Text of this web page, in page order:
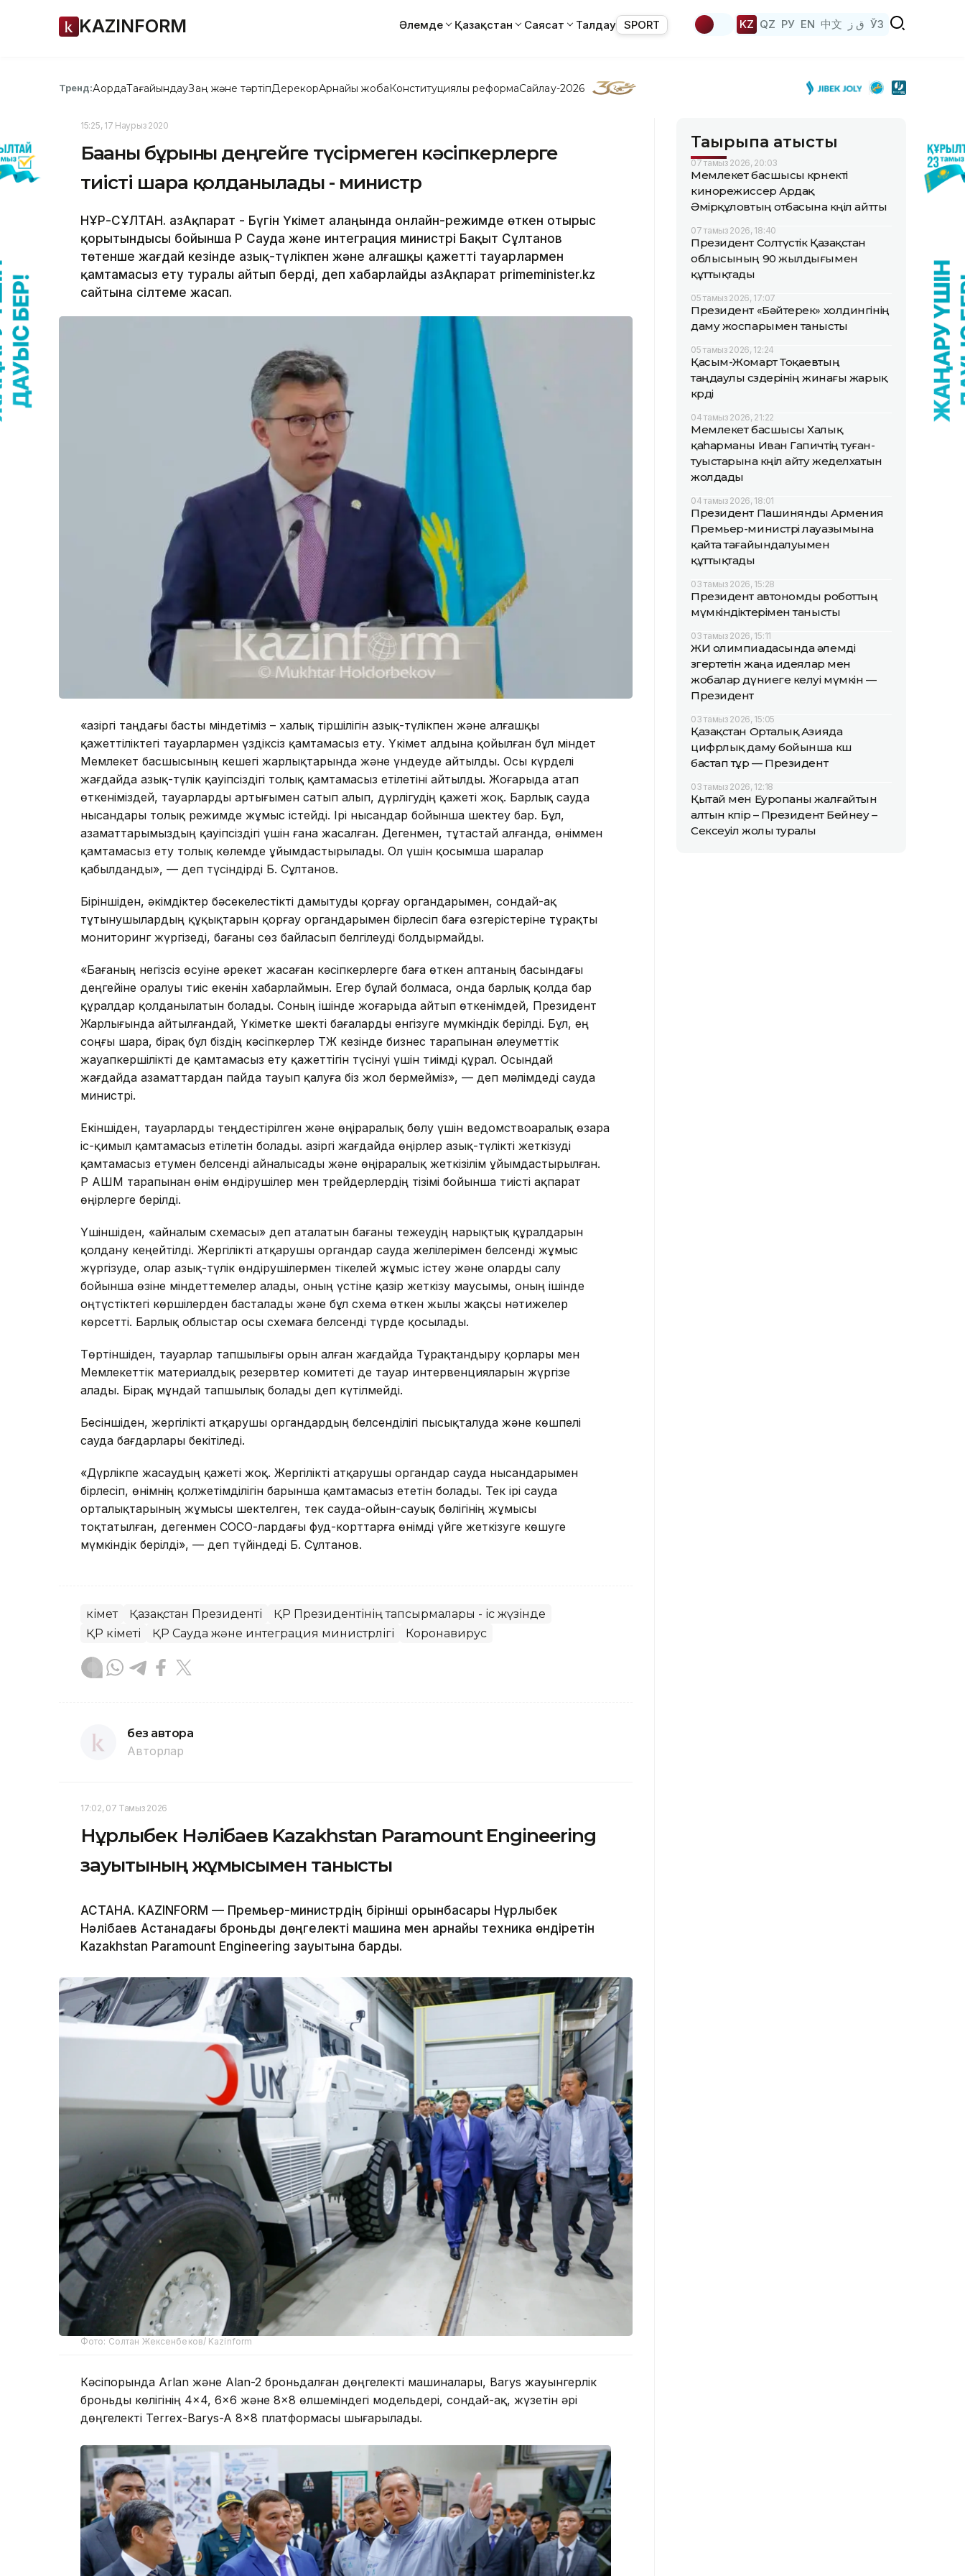
KAZINFORM Әлемде Қазақстан Саясат Талдау SPORT KZ QZ РУ EN 中文 ق ز ЎЗ
Тренд:АқордаТағайындауЗаң және тәртіпДерекқорАрнайы жобаКонституциялық реформаСайлау-2026
15:25, 17 Наурыз 2020
Бағаны бұрынғы деңгейге түсірмеген кәсіпкерлерге
тиісті шара қолданылады - министр
НҰР-СҰЛТАН. ҚазАқпарат - Бүгін Үкімет алаңында онлайн-режимде өткен отырыс
қорытындысы бойынша ҚР Сауда және интеграция министрі Бақыт Сұлтанов
төтенше жағдай кезінде азық-түлікпен және алғашқы қажетті тауарлармен
қамтамасыз ету туралы айтып берді, деп хабарлайды ҚазАқпарат primeminister.kz
сайтына сілтеме жасап.
«Қазіргі таңдағы басты міндетіміз – халық тіршілігін азық-түлікпен және алғашқы
қажеттіліктегі тауарлармен үздіксіз қамтамасыз ету. Үкімет алдына қойылған бұл міндет
Мемлекет басшысының кешегі жарлықтарында және үндеуде айтылды. Осы күрделі
жағдайда азық-түлік қауіпсіздігі толық қамтамасыз етілетіні айтылды. Жоғарыда атап
өткеніміздей, тауарларды артығымен сатып алып, дүрлігудің қажеті жоқ. Барлық сауда
нысандары толық режимде жұмыс істейді. Ірі нысандар бойынша шектеу бар. Бұл,
азаматтарымыздың қауіпсіздігі үшін ғана жасалған. Дегенмен, тұтастай алғанда, өніммен
қамтамасыз ету толық көлемде ұйымдастырылады. Ол үшін қосымша шаралар
қабылданды», — деп түсіндірді Б. Сұлтанов.
Біріншіден, әкімдіктер бәсекелестікті дамытуды қорғау органдарымен, сондай-ақ
тұтынушылардың құқықтарын қорғау органдарымен бірлесіп баға өзгерістеріне тұрақты
мониторинг жүргізеді, бағаны сөз байласып белгілеуді болдырмайды.
«Бағаның негізсіз өсуіне әрекет жасаған кәсіпкерлерге баға өткен аптаның басындағы
деңгейіне оралуы тиіс екенін хабарлаймын. Егер бұлай болмаса, онда барлық қолда бар
құралдар қолданылатын болады. Соның ішінде жоғарыда айтып өткенімдей, Президент
Жарлығында айтылғандай, Үкіметке шекті бағаларды енгізуге мүмкіндік берілді. Бұл, ең
соңғы шара, бірақ бұл біздің кәсіпкерлер ТЖ кезінде бизнес тарапынан әлеуметтік
жауапкершілікті де қамтамасыз ету қажеттігін түсінуі үшін тиімді құрал. Осындай
жағдайда азаматтардан пайда тауып қалуға біз жол бермейміз», — деп мәлімдеді сауда
министрі.
Екіншіден, тауарларды теңдестірілген және өңіраралық бөлу үшін ведомствоаралық өзара
іс-қимыл қамтамасыз етілетін болады. Қазіргі жағдайда өңірлер азық-түлікті жеткізуді
қамтамасыз етумен белсенді айналысады және өңіраралық жеткізілім ұйымдастырылған.
ҚР АШМ тарапынан өнім өндірушілер мен трейдерлердің тізімі бойынша тиісті ақпарат
өңірлерге берілді.
Үшіншіден, «айналым схемасы» деп аталатын бағаны тежеудің нарықтық құралдарын
қолдану кеңейтілді. Жергілікті атқарушы органдар сауда желілерімен белсенді жұмыс
жүргізуде, олар азық-түлік өндірушілермен тікелей жұмыс істеу және оларды салу
бойынша өзіне міндеттемелер алады, оның үстіне қазір жеткізу маусымы, оның ішінде
оңтүстіктегі көршілерден басталады және бұл схема өткен жылы жақсы нәтижелер
көрсетті. Барлық облыстар осы схемаға белсенді түрде қосылады.
Төртіншіден, тауарлар тапшылығы орын алған жағдайда Тұрақтандыру қорлары мен
Мемлекеттік материалдық резервтер комитеті де тауар интервенцияларын жүргізе
алады. Бірақ мұндай тапшылық болады деп күтілмейді.
Бесіншіден, жергілікті атқарушы органдардың белсенділігі пысықталуда және көшпелі
сауда бағдарлары бекітіледі.
«Дүрлікпе жасаудың қажеті жоқ. Жергілікті атқарушы органдар сауда нысандарымен
бірлесіп, өнімнің қолжетімділігін барынша қамтамасыз ететін болады. Тек ірі сауда
орталықтарының жұмысы шектелген, тек сауда-ойын-сауық бөлігінің жұмысы
тоқтатылған, дегенмен СОСО-лардағы фуд-корттарға өнімді үйге жеткізуге көшуге
мүмкіндік берілді», — деп түйіндеді Б. Сұлтанов.
Үкімет Қазақстан Президенті
ҚР Президентінің тапсырмалары - іс жүзінде
ҚР Үкіметі
ҚР Сауда және интеграция министрлігі Коронавирус
без автора
Авторлар
17:02, 07 Тамыз 2026
Нұрлыбек Нәлібаев Kazakhstan Paramount Engineering
зауытының жұмысымен танысты
АСТАНА. KAZINFORM — Премьер-министрдің бірінші орынбасары Нұрлыбек
Нәлібаев Астанадағы броньды дөңгелекті машина мен арнайы техника өндіретін
Kazakhstan Paramount Engineering зауытына барды.
Фото: Солтан Жексенбеков/ Kazinform
Кәсіпорында Arlan және Alan-2 броньдалған дөңгелекті машиналары, Barys жауынгерлік
броньды көлігінің 4×4, 6×6 және 8×8 өлшеміндегі модельдері, сондай-ақ, жүзетін әрі
дөңгелекті Terrex-Barys-A 8×8 платформасы шығарылады.
Тақырыпқа қатысты
07 тамыз 2026, 20:03
Мемлекет басшысы көрнекті
кинорежиссер Ардақ
Әмірқұловтың отбасына көңіл айтты
07 тамыз 2026, 18:40
Президент Солтүстік Қазақстан
облысының 90 жылдығымен
құттықтады
05 тамыз 2026, 17:07
Президент «Бәйтерек» холдингінің
даму жоспарымен танысты
05 тамыз 2026, 12:24
Қасым-Жомарт Тоқаевтың
таңдаулы сөздерінің жинағы жарық
көрді
04 тамыз 2026, 21:22
Мемлекет басшысы Халық
қаһарманы Иван Гапичтің туған-
туыстарына көңіл айту жеделхатын
жолдады
04 тамыз 2026, 18:01
Президент Пашинянды Армения
Премьер-министрі лауазымына
қайта тағайындалуымен
құттықтады
03 тамыз 2026, 15:28
Президент автономды роботтың
мүмкіндіктерімен танысты
03 тамыз 2026, 15:11
ЖИ олимпиадасында әлемді
өзгертетін жаңа идеялар мен
жобалар дүниеге келуі мүмкін —
Президент
03 тамыз 2026, 15:05
Қазақстан Орталық Азияда
цифрлық даму бойынша көш
бастап тұр — Президент
03 тамыз 2026, 12:18
Қытай мен Еуропаны жалғайтын
алтын көпір – Президент Бейнеу –
Сексеуіл жолы туралы